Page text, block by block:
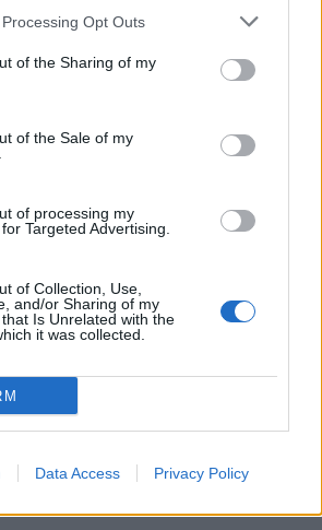
Opt Outs
of the Sharing of my
of the Sale of my
of processing my
Targeted Advertising.
of Collection, Use,
and/or Sharing of my
Is Unrelated with the
it was collected.
Data Access Privacy Policy